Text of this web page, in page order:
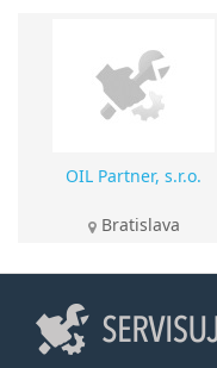
OIL Partner, s.r.o.
Bratislava